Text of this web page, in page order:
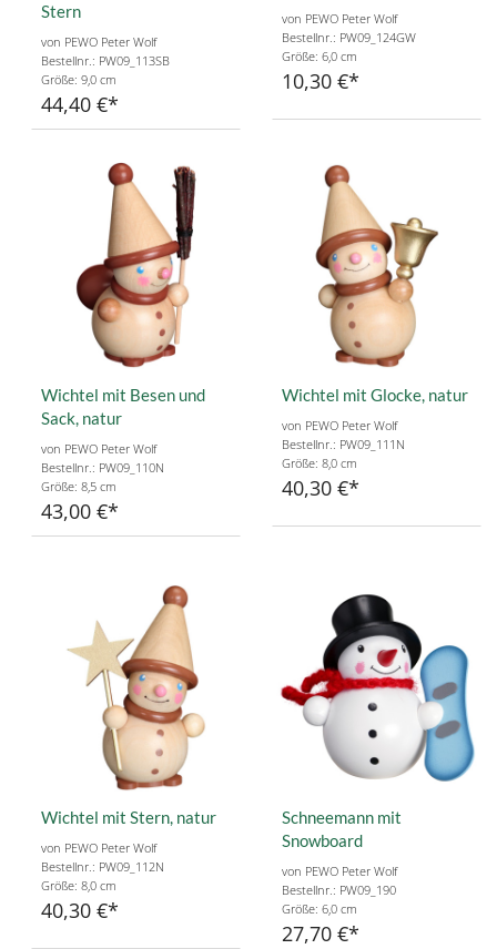
Stern
von PEWO Peter Wolf
Bestellnr.: PW09_113SB
Größe: 9,0 cm
44,40 €
von PEWO Peter Wolf
Bestellnr.: PW09_124GW
Größe: 6,0 cm
10,30 €
Wichtel mit Besen und
Sack, natur
von PEWO Peter Wolf
Bestellnr.: PW09_110N
Größe: 8,5 cm
43,00 €
Wichtel mit Glocke, natur
von PEWO Peter Wolf
Bestellnr.: PW09_111N
Größe: 8,0 cm
40,30 €
Wichtel mit Stern, natur
von PEWO Peter Wolf
Bestellnr.: PW09_112N
Größe: 8,0 cm
40,30 €
Schneemann mit
Snowboard
von PEWO Peter Wolf
Bestellnr.: PW09_190
Größe: 6,0 cm
27,70 €